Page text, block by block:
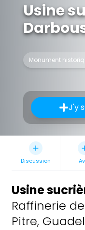
Usine
Monument
J'y
Discussion
Usine
Raffinerie
Pitre,